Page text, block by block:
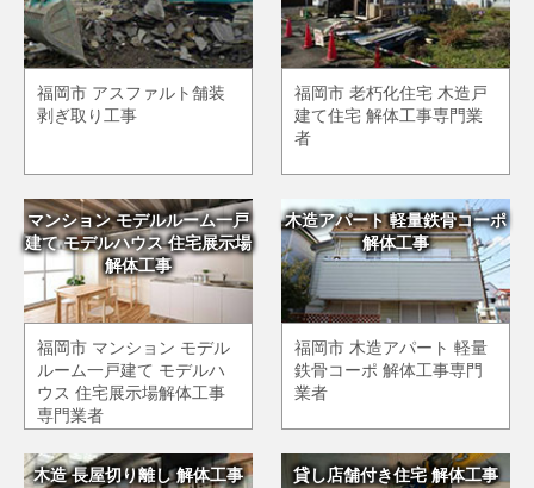
福岡市 アスファルト舗装
剥ぎ取り工事
福岡市 老朽化住宅 木造戸
建て住宅 解体工事専門業
者
マンション モデルルーム一戸
建て モデルハウス 住宅展示場
解体工事
福岡市 マンション モデル
ルーム一戸建て モデルハ
ウス 住宅展示場解体工事
専門業者
木造アパート 軽量鉄骨コーポ
解体工事
福岡市 木造アパート 軽量
鉄骨コーポ 解体工事専門
業者
木造 長屋切り離し 解体工事 貸し店舗付き住宅 解体工事